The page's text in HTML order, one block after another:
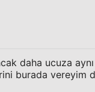
daha ucuza
burada vereyim